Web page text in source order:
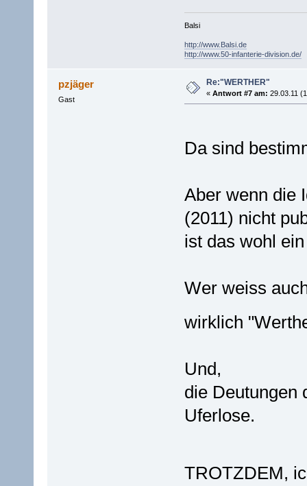
Balsi
http://www.Balsi.de
http://www.50-infanterie-division.de/
pzjäger
Gast
Re:"WERTHER"
« Antwort #7 am: 29.03.11
Da sind
Aber wenn die
(2011) nicht
ist das wohl
Wer weiss
wirklich
Und,
die Deutungen
Uferlose.
TROTZDEM,